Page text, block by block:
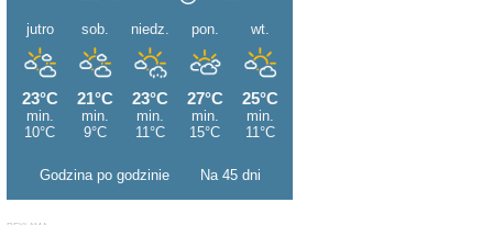
Godzina po godzinie Na 45 dni